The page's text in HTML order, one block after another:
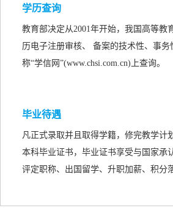
学历查询
教育部决定从2001年开始，我国高等
历电子注册审核、 备案的技术性、事
称“学信网”(www.chsi.com.cn)上查询。
毕业待遇
凡正式录取并且取得学籍，修完教学计
本科毕业证书，毕业证书享受与国家承
评定职称、出国留学、升职加薪、积分